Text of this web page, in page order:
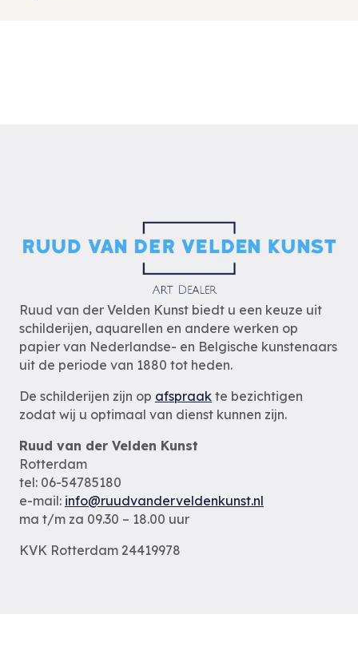
Ruud van der Velden Kunst biedt u een keuze uit
schilderijen, aquarellen en andere werken op
papier van Nederlandse- en Belgische kunstenaars
uit de periode van 1880 tot heden.
De schilderijen zijn op afspraak te bezichtigen
zodat wij u optimaal van dienst kunnen zijn.
Ruud van der Velden Kunst
Rotterdam
tel: 06-54785180
e-mail: info@ruudvanderveldenkunst.nl
ma t/m za 09.30 – 18.00 uur
KVK Rotterdam 24419978